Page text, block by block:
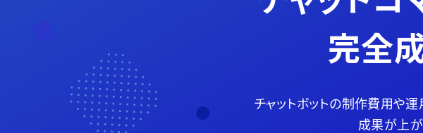
完全
チャットボットの制作費用や運
成果が上が